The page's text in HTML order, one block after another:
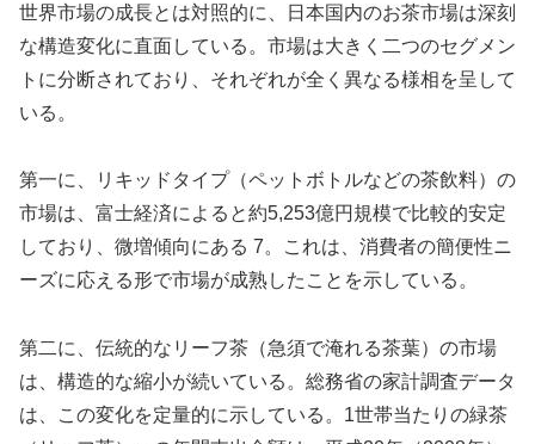
世界市場の成長とは対照的に、日本国内のお茶市場は深刻
な構造変化に直面している。市場は大きく二つのセグメン
トに分断されており、それぞれが全く異なる様相を呈して
いる。
第一に、リキッドタイプ（ペットボトルなどの茶飲料）の
市場は、富士経済によると約5,253億円規模で比較的安定
しており、微増傾向にある 7。これは、消費者の簡便性ニ
ーズに応える形で市場が成熟したことを示している。
第二に、伝統的なリーフ茶（急須で淹れる茶葉）の市場
は、構造的な縮小が続いている。総務省の家計調査データ
は、この変化を定量的に示している。1世帯当たりの緑茶